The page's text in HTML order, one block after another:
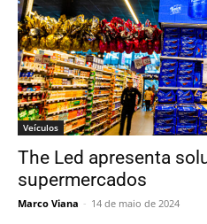
Veículos
The Led apresenta
supermercados
Marco Viana - 14 de maio de 2024